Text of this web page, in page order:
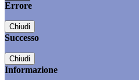
Errore
Chiudi
Successo
Chiudi
Informazione